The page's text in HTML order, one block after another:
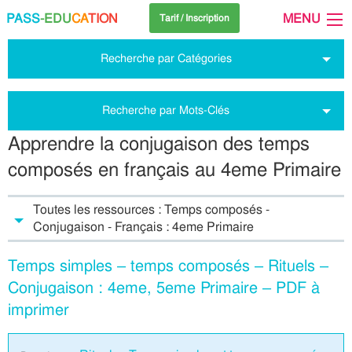
PASS-EDUCATION Tarif / Inscription MENU
Recherche par Catégories
Recherche par Mots-Clés
Apprendre la conjugaison des temps
composés en français au 4eme Primaire
Toutes les ressources : Temps composés -
Conjugaison - Français : 4eme Primaire
Temps simples – temps composés – Rituels –
Conjugaison : 4eme, 5eme Primaire – PDF à
imprimer